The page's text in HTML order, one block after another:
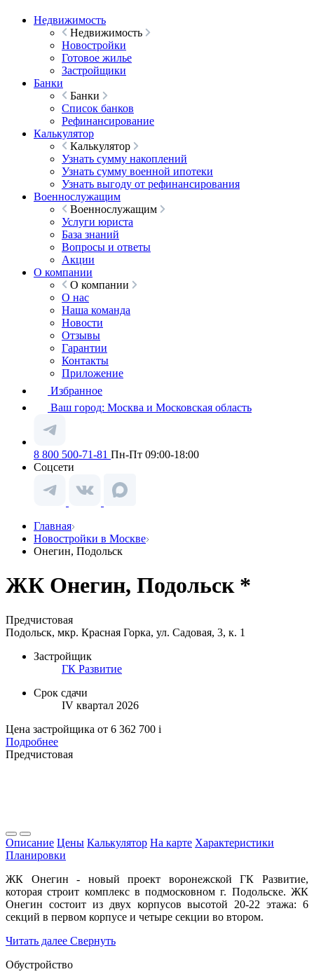
Недвижимость
Недвижимость
Новостройки
Готовое жилье
Застройщики
Банки
Банки
Список банков
Рефинансирование
Калькулятор
Калькулятор
Узнать сумму накоплений
Узнать сумму военной ипотеки
Узнать выгоду от рефинансирования
Военнослужащим
Военнослужащим
Услуги юриста
База знаний
Вопросы и ответы
Акции
О компании
О компании
О нас
Наша команда
Новости
Отзывы
Гарантии
Контакты
Приложение
Избранное
Ваш город: Москва и Московская область
8 800 500-71-81 Пн-Пт 09:00-18:00
Соцсети
Главная
Новостройки в Москве
Онегин, Подольск
ЖК Онегин, Подольск *
Предчистовая
Подольск, мкр. Красная Горка, ул. Садовая, 3, к. 1
Застройщик
ГК Развитие
Срок сдачи
IV квартал 2026
Цена застройщика от 6 362 700 i
Подробнее
Предчистовая
Описание Цены Калькулятор На карте Характеристики
Планировки
ЖК Онегин - новый проект воронежской ГК Развитие,
которая строит комплекс в подмосковном г. Подольске. ЖК
Онегин состоит из двух корпусов высотой 20-22 этажа: 6
секций в первом корпусе и четыре секции во втором.
Читать далее Свернуть
Обустройство